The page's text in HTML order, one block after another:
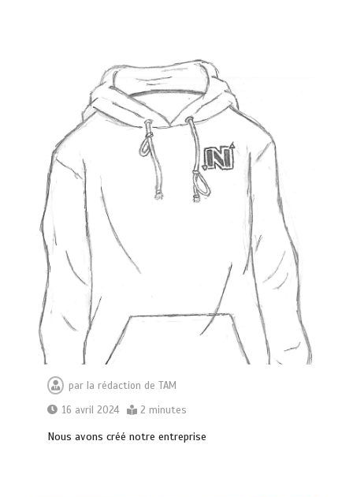
par la rédaction de TAM
16 avril 2024
2 minutes
Nous avons créé notre entreprise